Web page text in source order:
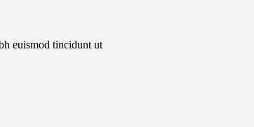
euismod tincidunt ut